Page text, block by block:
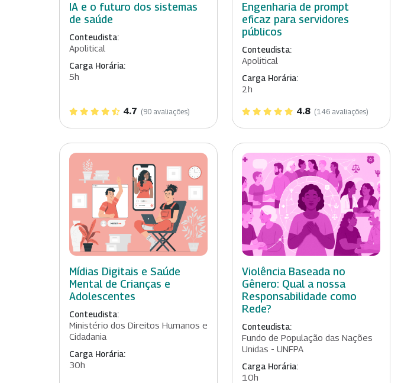
IA e o futuro dos sistemas
de saúde
Conteudista:
Apolitical
Carga Horária:
5h
4.7 (90 avaliações)
Engenharia de prompt
eficaz para servidores
públicos
Conteudista:
Apolitical
Carga Horária:
2h
4.8 (146 avaliações)
Mídias Digitais e Saúde
Mental de Crianças e
Adolescentes
Conteudista:
Ministério dos Direitos Humanos e
Cidadania
Carga Horária:
30h
Violência Baseada no
Gênero: Qual a nossa
Responsabilidade como
Rede?
Conteudista:
Fundo de População das Nações
Unidas - UNFPA
Carga Horária:
10h